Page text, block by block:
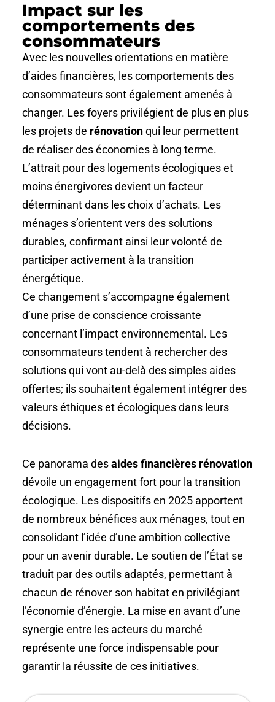
Impact sur les
comportements des
consommateurs
Avec les nouvelles orientations en matière
d’aides financières, les comportements des
consommateurs sont également amenés à
changer. Les foyers privilégient de plus en plus
les projets de rénovationqui leur permettent
de réaliser des économies à long terme.
L’attrait pour des logements écologiques et
moins énergivores devient un facteur
déterminant dans les choix d’achats. Les
ménages s’orientent vers des solutions
durables, confirmant ainsi leur volonté de
participer activement à la transition
énergétique.
Ce changement s’accompagne également
d’une prise de conscience croissante
concernant l’impact environnemental. Les
consommateurs tendent à rechercher des
solutions qui vont au-delà des simples aides
offertes; ils souhaitent également intégrer des
valeurs éthiques et écologiques dans leurs
décisions.
Ce panorama desaides financières rénovation
dévoile un engagement fort pour la transition
écologique. Les dispositifs en 2025 apportent
de nombreux bénéfices aux ménages, tout en
consolidant l’idée d’une ambition collective
pour un avenir durable. Le soutien de l’État se
traduit par des outils adaptés, permettant à
chacun de rénover son habitat en privilégiant
l’économie d’énergie. La mise en avant d’une
synergie entre les acteurs du marché
représente une force indispensable pour
garantir la réussite de ces initiatives.